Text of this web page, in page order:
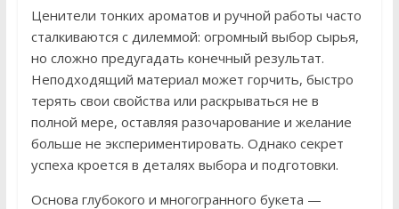
Ценители тонких ароматов и ручной работы часто
сталкиваются с дилеммой: огромный выбор сырья,
но сложно предугадать конечный результат.
Неподходящий материал может горчить, быстро
терять свои свойства или раскрываться не в
полной мере, оставляя разочарование и желание
больше не экспериментировать. Однако секрет
успеха кроется в деталях выбора и подготовки.
Основа глубокого и многогранного букета —